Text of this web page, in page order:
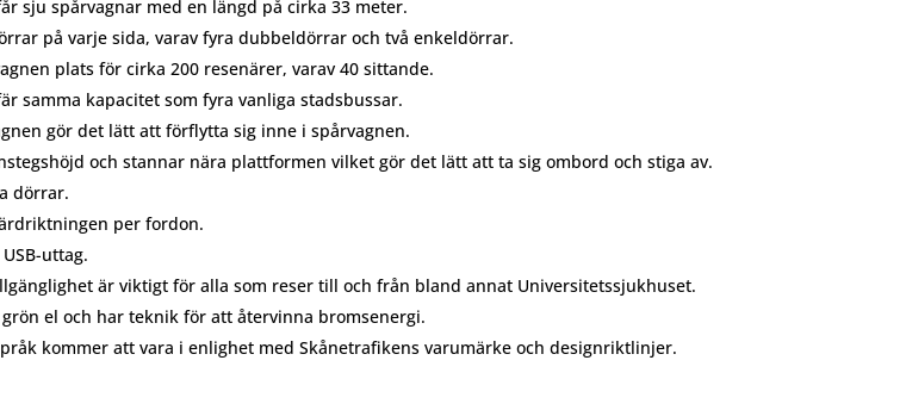
sju spårvagnar med en längd på cirka 33 meter.
på varje sida, varav fyra dubbeldörrar och två enkeldörrar.
plats för cirka 200 resenärer, varav 40 sittande.
samma kapacitet som fyra vanliga stadsbussar.
gör det lätt att förflytta sig inne i spårvagnen.
och stannar nära plattformen vilket gör det lätt att ta sig ombord och stiga av.
dörrar.
per fordon.
uttag.
är viktigt för alla som reser till och från bland annat Universitetssjukhuset.
el och har teknik för att återvinna bromsenergi.
kommer att vara i enlighet med Skånetrafikens varumärke och designriktlinjer.